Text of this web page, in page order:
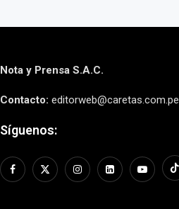
Nota y Prensa S.A.C.
Contacto: editorweb@caretas.com.pe
Síguenos: